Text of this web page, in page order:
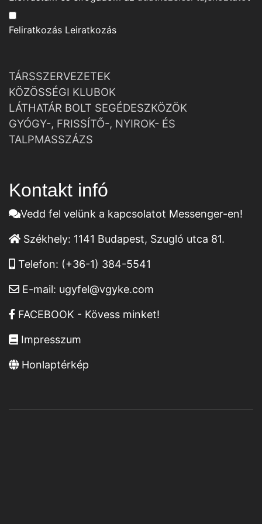
Feliratkozás Leiratkozás
TÁRSSZERVEZETEK
KÖZÖSSÉGI KLUBOK
LÁTHATÁR BOLT SEGÉDESZKÖZÖK
GYÓGY-, FRISSÍTŐ-, NYIROK- ÉS
TALPMASSZÁZS
Kontakt infó
Vedd fel velünk a kapcsolatot Messenger-en!
Székhely: 1141 Budapest, Szugló utca 81.
Telefon: (+36-1) 384-5541
E-mail: ugyfel@vgyke.com
FACEBOOK - Kövess minket!
Impresszum
Honlaptérkép